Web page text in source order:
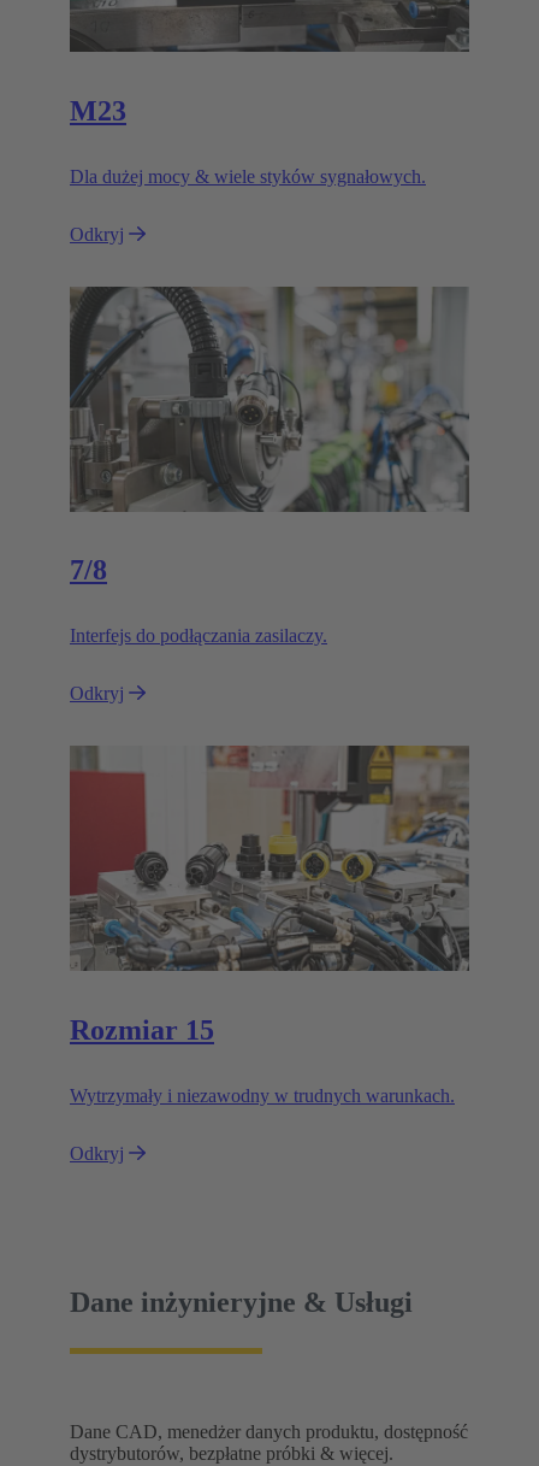
M23
Dla dużej mocy & wiele styków sygnałowych.
Odkryj
7/8
Interfejs do podłączania zasilaczy.
Odkryj
Rozmiar 15
Wytrzymały i niezawodny w trudnych warunkach.
Odkryj
Dane inżynieryjne & Usługi
Dane CAD, menedżer danych produktu, dostępność
dystrybutorów, bezpłatne próbki & więcej.